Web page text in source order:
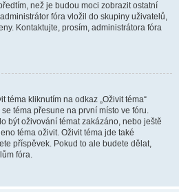
než je budou moci zobrazit ostatní
fóra vložil do skupiny uživatelů,
Kontaktujte, prosím, administrátora fóra
téma kliknutím na odkaz „Oživit téma“
téma přesune na první místo ve fóru.
být oživování témat zakázáno, nebo ještě
téma oživit. Oživit téma jde také
příspěvek. Pokud to ale budete dělat,
fóra.